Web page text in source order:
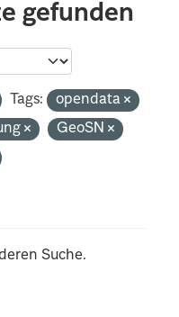
gefunden
Tags:
opendata
GeoSN
Suche.